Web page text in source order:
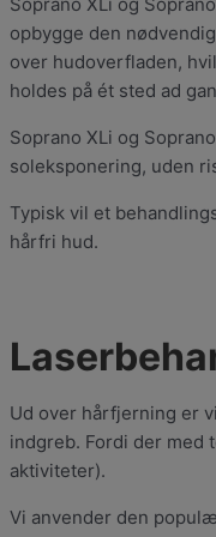
opbygge den
over hudoverfladen,
holdes på ét sted ad
Soprano XLi og
soleksponering, uden
Typisk vil et
hårfri hud.
Ud over hårfjerning er
indgreb. Fordi der
aktiviteter).
Vi anvender den